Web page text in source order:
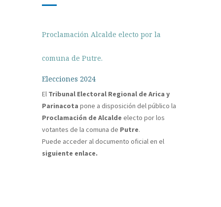
Proclamación Alcalde electo por la
comuna de Putre.
Elecciones 2024
El Tribunal Electoral Regional de Arica y
Parinacota pone a disposición del público la
Proclamación de Alcalde electo por los
votantes de la comuna de Putre.
Puede acceder al documento oficial en el
siguiente enlace.